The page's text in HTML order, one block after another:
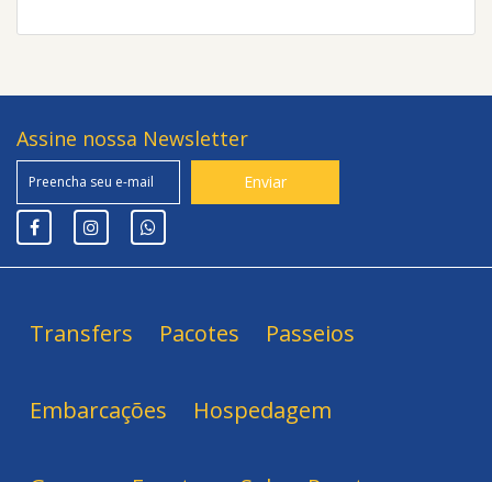
Assine nossa Newsletter
Transfers Pacotes Passeios
Embarcações Hospedagem